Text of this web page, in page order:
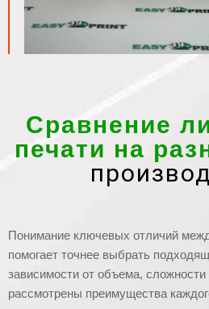
Сравнение
печати на
Понимание ключевых отличий
помогает точнее выбрать
зависимости от объема,
рассмотрены преимущества